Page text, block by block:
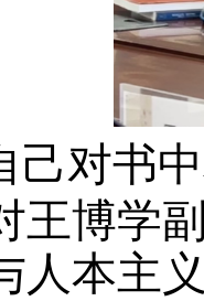
己对书
王博学
人本主